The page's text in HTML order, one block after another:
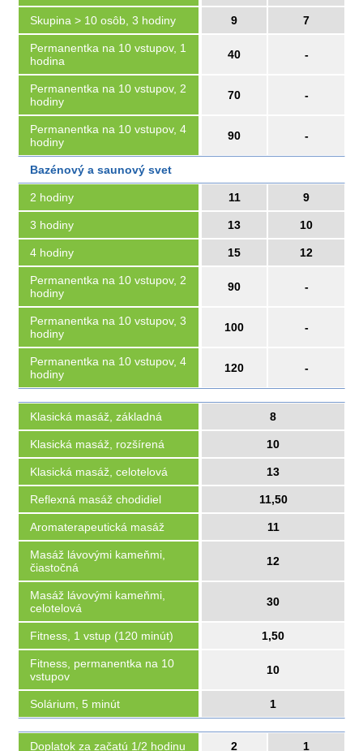
Skupina > 10 osôb, 3 hodiny 9 7
Permanentka na 10 vstupov, 1
hodina
40 -
Permanentka na 10 vstupov, 2
hodiny
70 -
Permanentka na 10 vstupov, 4
hodiny
90 -
Bazénový a saunový svet
2 hodiny 11 9
3 hodiny 13 10
4 hodiny 15 12
Permanentka na 10 vstupov, 2
hodiny
90 -
Permanentka na 10 vstupov, 3
hodiny
100 -
Permanentka na 10 vstupov, 4
hodiny
120 -
Klasická masáž, základná 8
Klasická masáž, rozšírená 10
Klasická masáž, celotelová 13
Reflexná masáž chodidiel 11,50
Aromaterapeutická masáž 11
Masáž lávovými kameňmi,
čiastočná
12
Masáž lávovými kameňmi,
celotelová
30
Fitness, 1 vstup (120 minút) 1,50
Fitness, permanentka na 10
vstupov
10
Solárium, 5 minút 1
Doplatok za začatú 1/2 hodinu 2 1